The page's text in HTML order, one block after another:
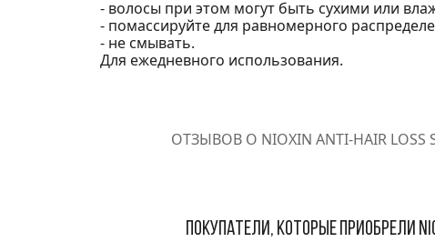
- волосы при этом могут быть сухими или
- помассируйте для равномерного
- не смывать.
Для ежедневного использования.
ОТЗЫВОВ О NIOXIN ANTI-HAIR
Покупатели, которые приобрели